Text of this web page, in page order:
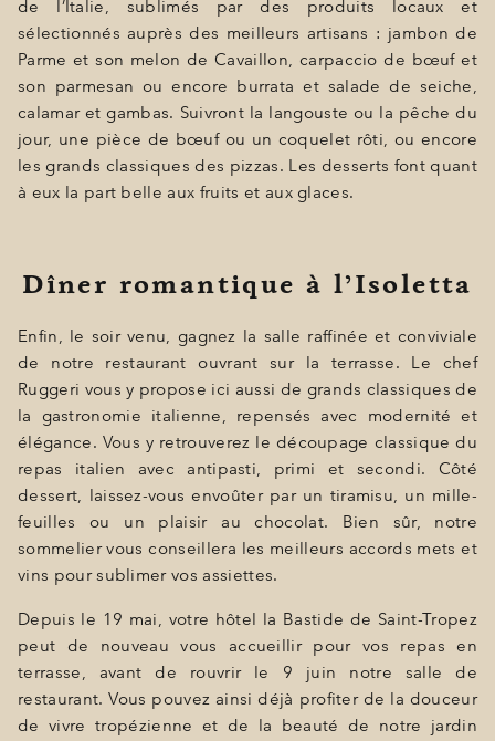
de l’Italie, sublimés par des produits locaux et
sélectionnés auprès des meilleurs artisans : jambon de
Parme et son melon de Cavaillon, carpaccio de bœuf et
son parmesan ou encore burrata et salade de seiche,
calamar et gambas. Suivront la langouste ou la pêche du
jour, une pièce de bœuf ou un coquelet rôti, ou encore
les grands classiques des pizzas. Les desserts font quant
à eux la part belle aux fruits et aux glaces.
Dîner romantique à l’Isoletta
Enfin, le soir venu, gagnez la salle raffinée et conviviale
de notre restaurant ouvrant sur la terrasse. Le chef
Ruggeri vous y propose ici aussi de grands classiques de
la gastronomie italienne, repensés avec modernité et
élégance. Vous y retrouverez le découpage classique du
repas italien avec antipasti, primi et secondi. Côté
dessert, laissez-vous envoûter par un tiramisu, un mille-
feuilles ou un plaisir au chocolat. Bien sûr, notre
sommelier vous conseillera les meilleurs accords mets et
vins pour sublimer vos assiettes.
Depuis le 19 mai, votre hôtel la Bastide de Saint-Tropez
peut de nouveau vous accueillir pour vos repas en
terrasse, avant de rouvrir le 9 juin notre salle de
restaurant. Vous pouvez ainsi déjà profiter de la douceur
de vivre tropézienne et de la beauté de notre jardin